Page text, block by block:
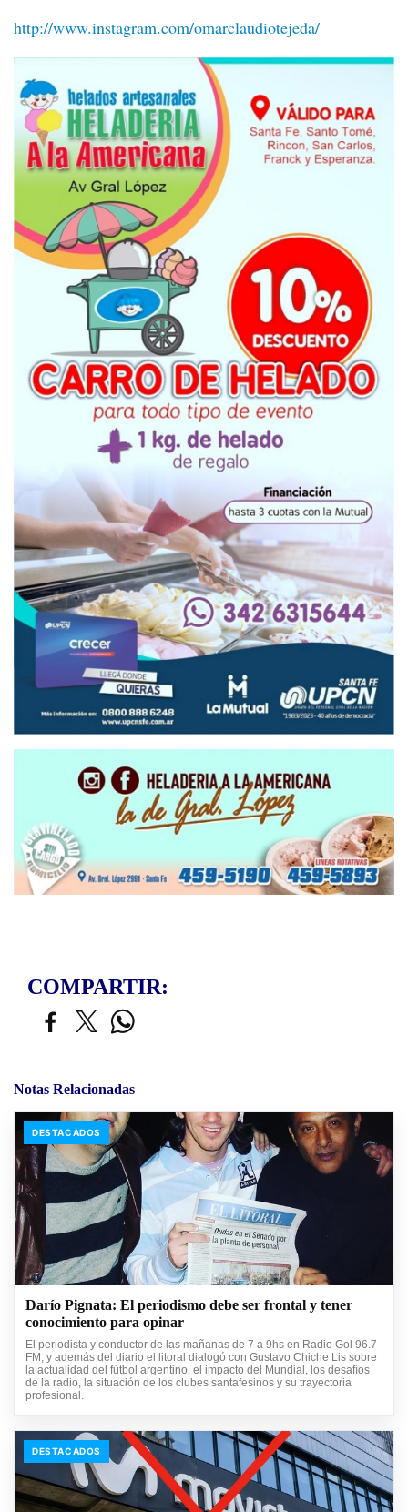
http://www.instagram.com/omarclaudiotejeda/
COMPARTIR:
Notas Relacionadas
DESTACADOS
Darío Pignata: El periodismo debe ser frontal y tener
conocimiento para opinar
El periodista y conductor de las mañanas de 7 a 9hs en Radio Gol 96.7
FM, y además del diario el litoral dialogó con Gustavo Chiche Lis sobre
la actualidad del fútbol argentino, el impacto del Mundial, los desafíos
de la radio, la situación de los clubes santafesinos y su trayectoria
profesional.
DESTACADOS